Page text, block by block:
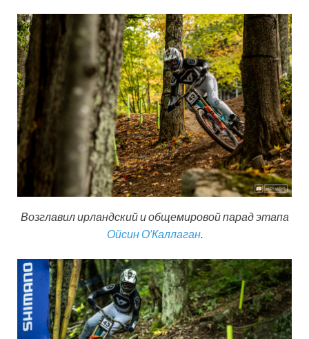
Возглавил ирландский и общемировой парад этапа
Ойсин О’Каллаган.